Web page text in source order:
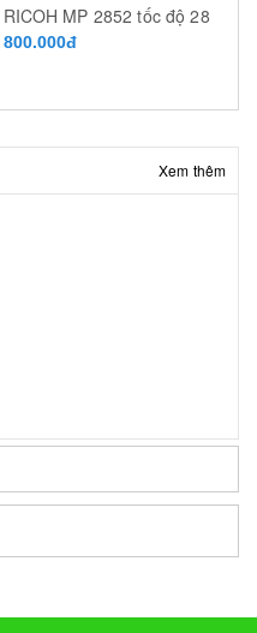
RICOH MP 2852 tốc độ 28
trang/phút
800.000đ
Xem thêm